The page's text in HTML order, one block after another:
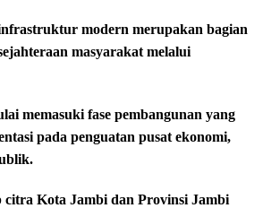
modern merupakan bagian
masyarakat melalui
memasuki fase pembangunan yang
pada penguatan pusat ekonomi,
Kota Jambi dan Provinsi Jambi